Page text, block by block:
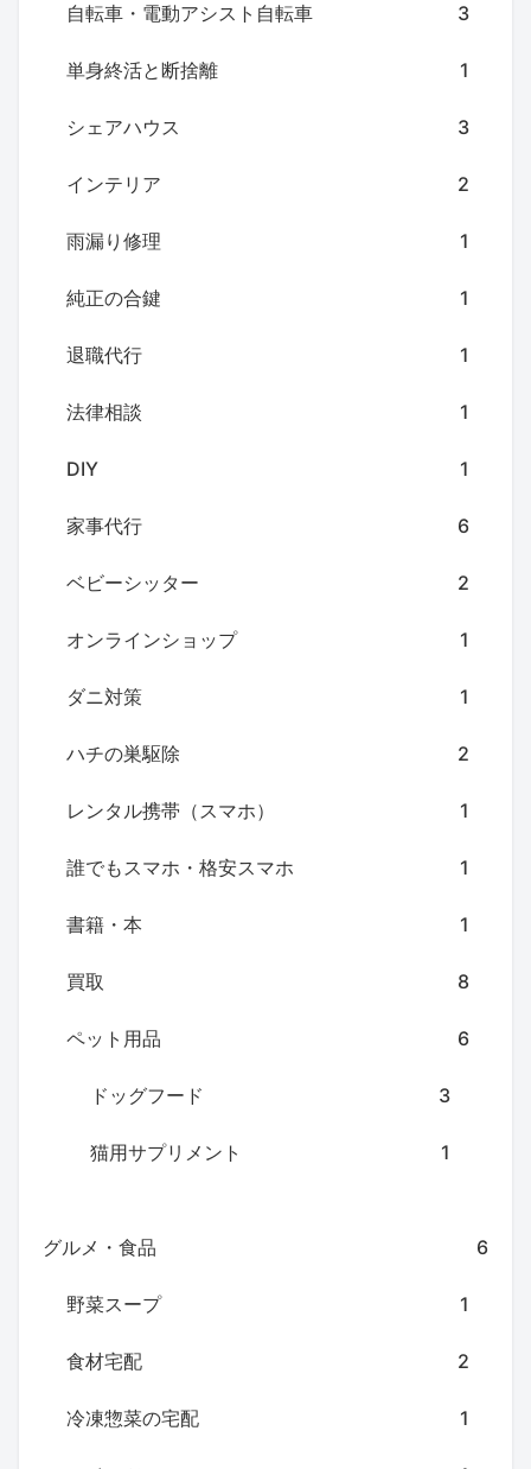
自転車・電動アシスト自転車 3
単身終活と断捨離 1
シェアハウス 3
インテリア 2
雨漏り修理 1
純正の合鍵 1
退職代行 1
法律相談 1
DIY 1
家事代行 6
ベビーシッター 2
オンラインショップ 1
ダニ対策 1
ハチの巣駆除 2
レンタル携帯（スマホ） 1
誰でもスマホ・格安スマホ 1
書籍・本 1
買取 8
ペット用品 6
ドッグフード 3
猫用サプリメント 1
グルメ・食品 6
野菜スープ 1
食材宅配 2
冷凍惣菜の宅配 1